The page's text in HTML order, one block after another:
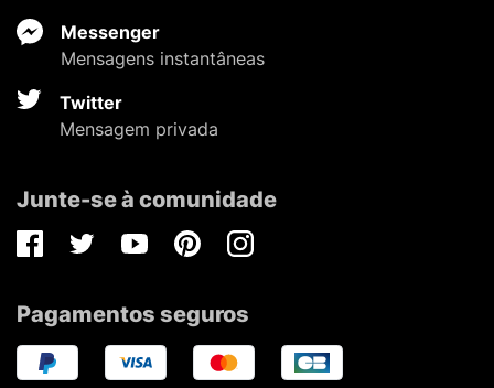
Messenger
Mensagens instantâneas
Twitter
Mensagem privada
Junte-se à comunidade
FacebookTwitterYoutubePinterestInstagram
Pagamentos seguros